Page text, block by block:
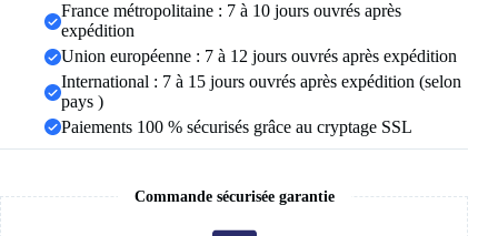
mariage,
France métropolitaine : 7 à 10 jours ouvrés après
expédition
Union européenne : 7 à 12 jours ouvrés après expédition
International : 7 à 15 jours ouvrés après expédition (selon
pays )
Paiements 100 % sécurisés grâce au cryptage SSL
Commande sécurisée garantie